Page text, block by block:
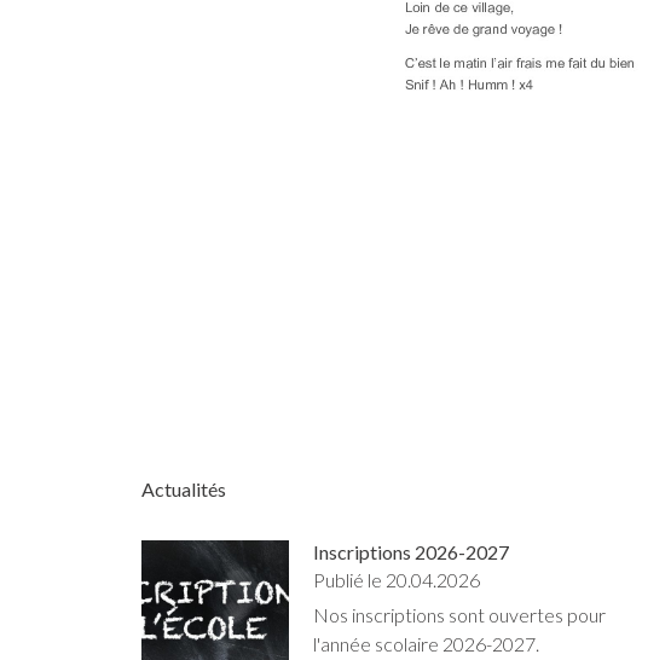
Actualités
Inscriptions 2026-2027
Publié le 20.04.2026
Nos inscriptions sont ouvertes pour
l'année scolaire 2026-2027.